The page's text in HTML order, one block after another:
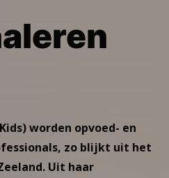
worden opvoed- en
zo blijkt uit het
Uit haar